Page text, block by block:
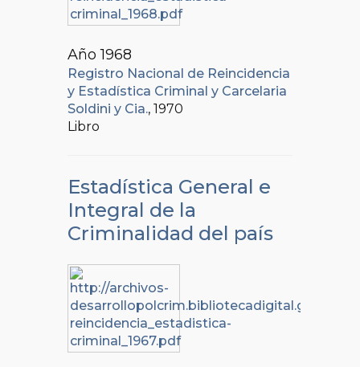
Año 1968
Registro Nacional de Reincidencia
y Estadística Criminal y Carcelaria
Soldini y Cia., 1970
Libro
Estadística General e
Integral de la
Criminalidad del país